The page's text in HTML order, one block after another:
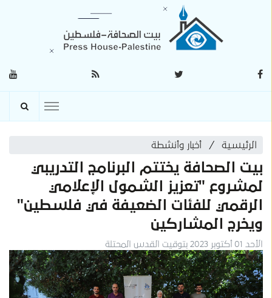
الرئيسية أخبار وأنشطة
بيت الصحافة يختتم البرنامج التدريبي
لمشروع "تعزيز الشمول الإعلامي
الرقمي للفئات الضعيفة في فلسطين"
ويخرج المشاركين
الأحد 01 أكتوبر 2023 بتوقيت القدس المحتلة